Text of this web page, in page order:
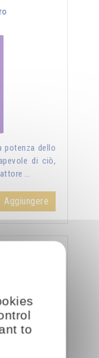
potenza dello
di ciò,
…
Aggiungere
to